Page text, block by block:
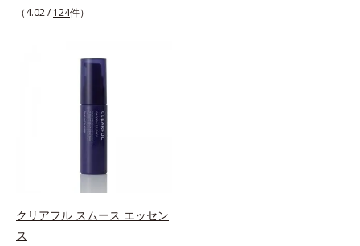
ニキビあとをケアしてシミを予防す
(*3)でシミとソバカスを防ぎ、和漢
植物由来成分とコラーゲンでニキ
ビ・肌荒れ予防と保湿にアプローチ
します。こっくりテクスチャーが肌
の上でほぐれてするっとなじみ、ベ
タつかず、みずみずしさとなめらか
す。気になるスポットにご使用くだ
さい。*1 ニキビあととは、色素沈
着のある肌ではなく、ニキビが治っ
（4.02 / 124件）
クリアフル スムース エッセン
ス